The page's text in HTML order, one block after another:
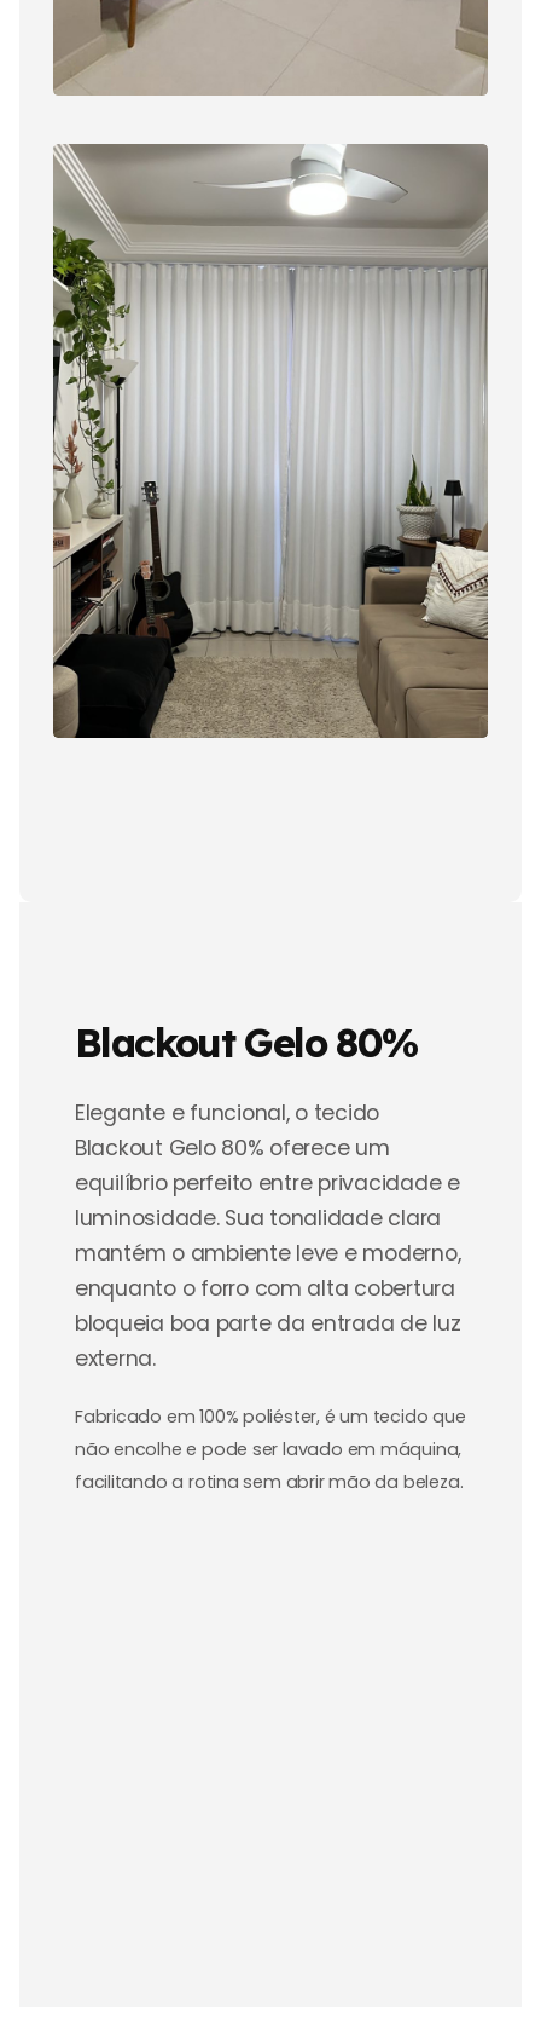
Blackout Gelo 80%
Elegante e funcional, o tecido
Blackout Gelo 80% oferece um
equilíbrio perfeito entre privacidade e
luminosidade. Sua tonalidade clara
mantém o ambiente leve e moderno,
enquanto o forro com alta cobertura
bloqueia boa parte da entrada de luz
externa.
Fabricado em 100% poliéster, é um tecido que
não encolhe e pode ser lavado em máquina,
facilitando a rotina sem abrir mão da beleza.